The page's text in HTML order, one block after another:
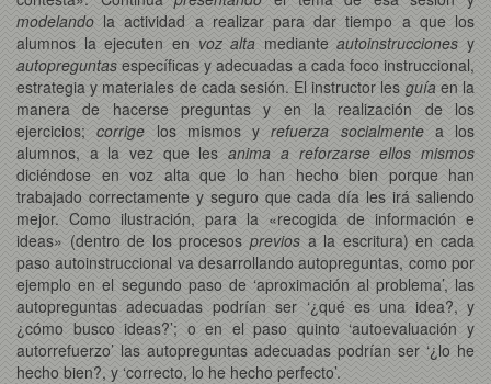
modelandola actividad a realizar para dar tiempo a que los
alumnos la ejecuten en voz alta medianteautoinstrucciones y
autopreguntas específicas y adecuadas a cada foco instruccional,
estrategia y materiales de cada sesión. El instructor les guía en la
manera de hacerse preguntas y en la realización de los
ejercicios;corrige los mismos yrefuerza socialmentea los
alumnos, a la vez que lesanima a reforzarse ellos mismos
diciéndose en voz alta que lo han hecho bien porque han
trabajado correctamente y seguro que cada día les irá saliendo
mejor. Como ilustración, para la «recogida de información e
ideas» (dentro de los procesos previos a la escritura) en cada
paso autoinstruccional va desarrollando autopreguntas, como por
ejemplo en el segundo paso de ‘aproximación al problema’, las
autopreguntas adecuadas podrían ser ‘¿qué es una idea?, y
¿cómo busco ideas?’; o en el paso quinto ‘autoevaluación y
autorrefuerzo’ las autopreguntas adecuadas podrían ser ‘¿lo he
hecho bien?, y ‘correcto, lo he hecho perfecto’.